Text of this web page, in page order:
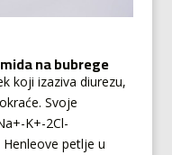
na bubrege
koji izaziva diurezu,
Svoje
K+-2Cl-
petlje u